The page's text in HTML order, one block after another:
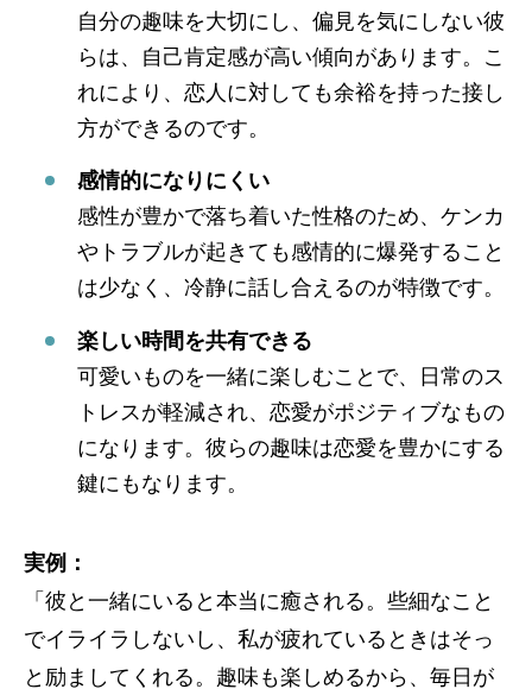
自分の趣味を大切にし、偏見を気にしない彼
らは、自己肯定感が高い傾向があります。こ
れにより、恋人に対しても余裕を持った接し
方ができるのです。
感情的になりにくい
感性が豊かで落ち着いた性格のため、ケンカ
やトラブルが起きても感情的に爆発すること
は少なく、冷静に話し合えるのが特徴です。
楽しい時間を共有できる
可愛いものを一緒に楽しむことで、日常のス
トレスが軽減され、恋愛がポジティブなもの
になります。彼らの趣味は恋愛を豊かにする
鍵にもなります。
実例：
「彼と一緒にいると本当に癒される。些細なこと
でイライラしないし、私が疲れているときはそっ
と励ましてくれる。趣味も楽しめるから、毎日が